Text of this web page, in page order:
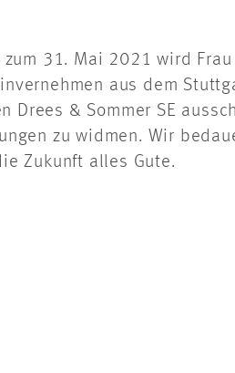
31. Mai 2021 wird Frau
aus dem
Drees & Sommer SE
zu widmen. Wir
Zukunft alles Gute.